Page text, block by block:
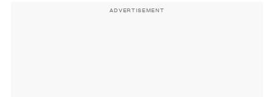
ADVERTISEMENT